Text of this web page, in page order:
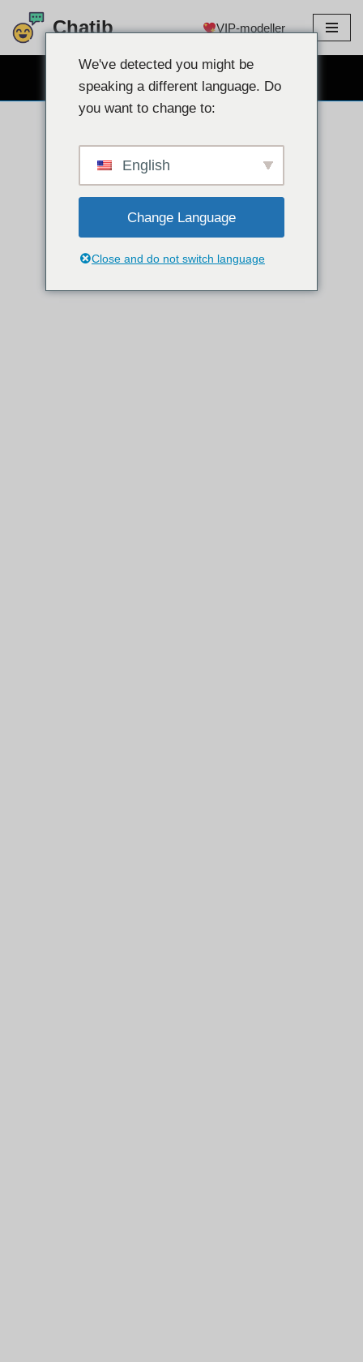
Hoppa
Chatib VIP-modeller
We've detected you might be
speaking a different language. Do
you want to change to:
English
Change Language
Close and do not switch language